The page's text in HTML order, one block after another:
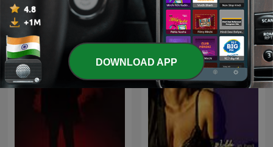
Kahani Shobdo Golpo
DOWNLOAD APP